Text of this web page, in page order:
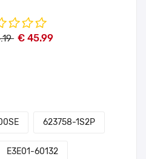
€ 45.99
623758-1S2P
E3E01-60132